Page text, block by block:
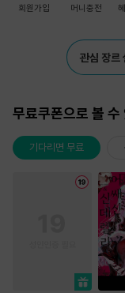
회원가입 머니충전
관심 장르
무료쿠폰으로 볼 수
기다리면 무료